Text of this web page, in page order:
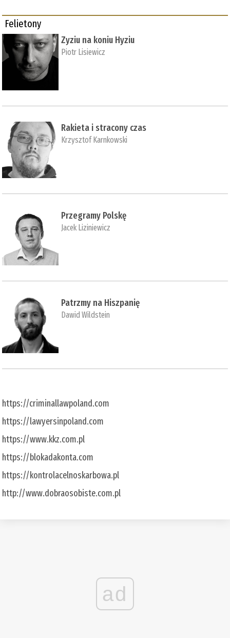
Felietony
Zyziu na koniu Hyziu
Piotr Lisiewicz
Rakieta i stracony czas
Krzysztof Karnkowski
Przegramy Polskę
Jacek Liziniewicz
Patrzmy na Hiszpanię
Dawid Wildstein
https://criminallawpoland.com
https://lawyersinpoland.com
https://www.kkz.com.pl
https://blokadakonta.com
https://kontrolacelnoskarbowa.pl
http://www.dobraosobiste.com.pl
ad